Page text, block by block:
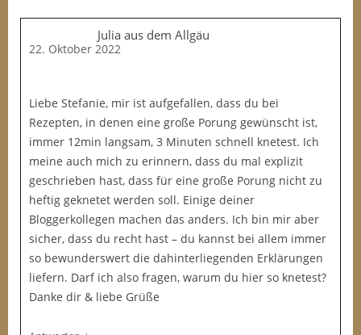
Julia aus dem Allgäu
22. Oktober 2022
Liebe Stefanie, mir ist aufgefallen, dass du bei
Rezepten, in denen eine große Porung gewünscht ist,
immer 12min langsam, 3 Minuten schnell knetest. Ich
meine auch mich zu erinnern, dass du mal explizit
geschrieben hast, dass für eine große Porung nicht zu
heftig geknetet werden soll. Einige deiner
Bloggerkollegen machen das anders. Ich bin mir aber
sicher, dass du recht hast – du kannst bei allem immer
so bewunderswert die dahinterliegenden Erklärungen
liefern. Darf ich also fragen, warum du hier so knetest?
Danke dir & liebe Grüße